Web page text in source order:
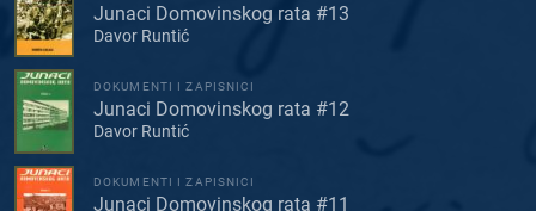
Junaci Domovinskog rata #13
Davor Runtić
DOKUMENTI I ZAPISNICI
Junaci Domovinskog rata #12
Davor Runtić
DOKUMENTI I ZAPISNICI
Junaci Domovinskog rata #11